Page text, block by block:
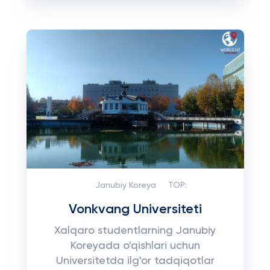
Janubiy Koreya TOP:
Vonkvang Universiteti
Xalqaro studentlarning Janubiy
Koreyada o'qishlari uchun
Universitetda ilg'or tadqiqotlar